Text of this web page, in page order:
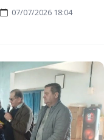
07/07/2026 18:04